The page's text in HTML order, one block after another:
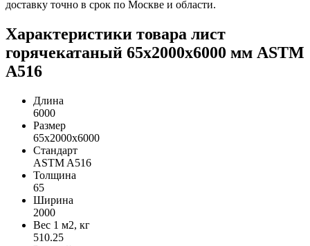
доставку точно в срок по Москве и области.
Характеристики товара лист
горячекатаный 65х2000х6000 мм ASTM
A516
Длина
6000
Размер
65х2000х6000
Стандарт
ASTM A516
Толщина
65
Ширина
2000
Вес 1 м2, кг
510.25